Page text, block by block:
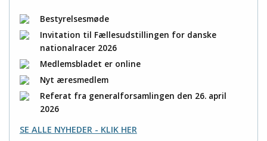
Bestyrelsesmøde
Invitation til Fællesudstillingen for danske
nationalracer 2026
Medlemsbladet er online
Nyt æresmedlem
Referat fra generalforsamlingen den 26. april
2026
SE ALLE NYHEDER - KLIK HER